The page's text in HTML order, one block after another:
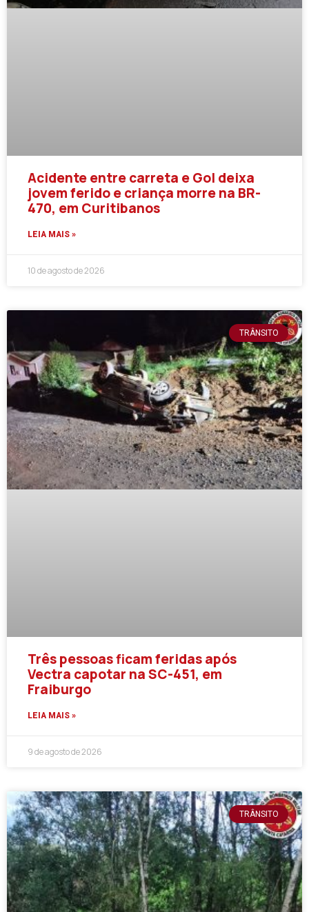
Acidente entre carreta e Gol deixa
jovem ferido e criança morre na BR-
470, em Curitibanos
LEIA MAIS »
10 de agosto de 2026
TRÂNSITO
Três pessoas ficam feridas após
Vectra capotar na SC-451, em
Fraiburgo
LEIA MAIS »
9 de agosto de 2026
TRÂNSITO